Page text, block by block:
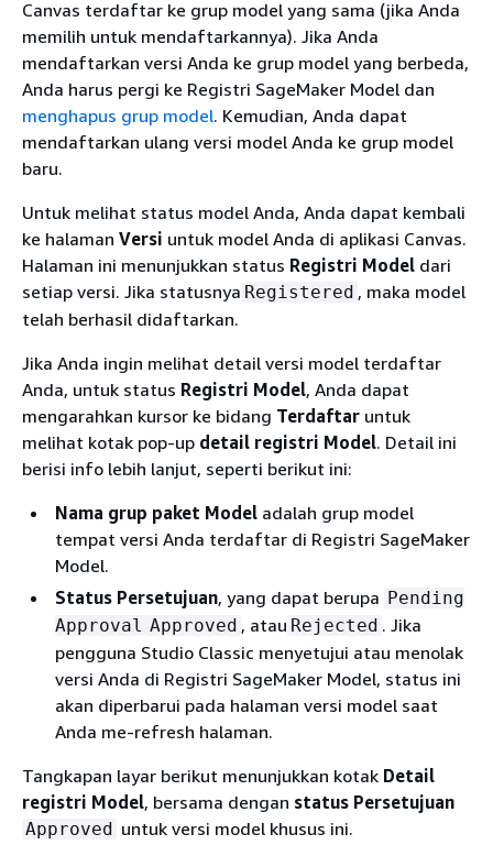
Canvas terdaftar ke grup model yang sama (jika Anda
memilih untuk mendaftarkannya). Jika Anda
mendaftarkan versi Anda ke grup model yang berbeda,
Anda harus pergi ke Registri SageMaker Model dan
menghapus grup model. Kemudian, Anda dapat
mendaftarkan ulang versi model Anda ke grup model
baru.
Untuk melihat status model Anda, Anda dapat kembali
ke halaman Versi untuk model Anda di aplikasi Canvas.
Halaman ini menunjukkan status Registri Model dari
setiap versi. Jika statusnya Registered , maka model
telah berhasil didaftarkan.
Jika Anda ingin melihat detail versi model terdaftar
Anda, untuk status Registri Model, Anda dapat
mengarahkan kursor ke bidang Terdaftar untuk
melihat kotak pop-up detail registri Model. Detail ini
berisi info lebih lanjut, seperti berikut ini:
Nama grup paket Model adalah grup model
tempat versi Anda terdaftar di Registri SageMaker
Model.
Status Persetujuan, yang dapat berupa Pending
Approval Approved , atau Rejected . Jika
pengguna Studio Classic menyetujui atau menolak
versi Anda di Registri SageMaker Model, status ini
akan diperbarui pada halaman versi model saat
Anda me-refresh halaman.
Tangkapan layar berikut menunjukkan kotak Detail
registri Model, bersama dengan status Persetujuan
Approved untuk versi model khusus ini.